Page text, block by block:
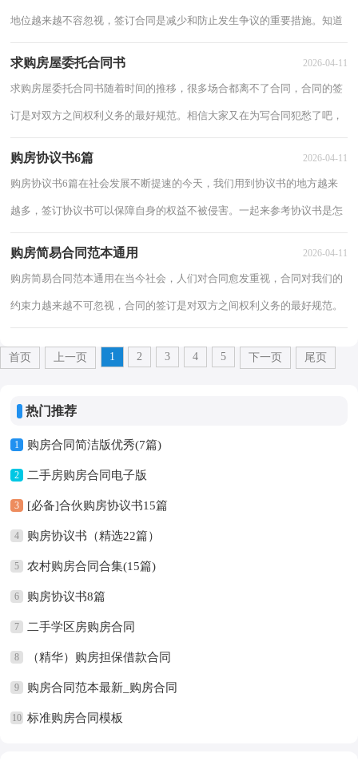
地位越来越不容忽视，签订合同是减少和防止发生争议的重要措施。知道
求购房屋委托合同书 2026-04-11
求购房屋委托合同书随着时间的推移，很多场合都离不了合同，合同的签
订是对双方之间权利义务的最好规范。相信大家又在为写合同犯愁了吧，
购房协议书6篇 2026-04-11
购房协议书6篇在社会发展不断提速的今天，我们用到协议书的地方越来
越多，签订协议书可以保障自身的权益不被侵害。一起来参考协议书是怎
购房简易合同范本通用 2026-04-11
购房简易合同范本通用在当今社会，人们对合同愈发重视，合同对我们的
约束力越来越不可忽视，合同的签订是对双方之间权利义务的最好规范。
首页 上一页 1 2 3 4 5 下一页 尾页
热门推荐
1 购房合同简洁版优秀(7篇)
2 二手房购房合同电子版
3 [必备]合伙购房协议书15篇
4 购房协议书（精选22篇）
5 农村购房合同合集(15篇)
6 购房协议书8篇
7 二手学区房购房合同
8 （精华）购房担保借款合同
9 购房合同范本最新_购房合同
10 标准购房合同模板